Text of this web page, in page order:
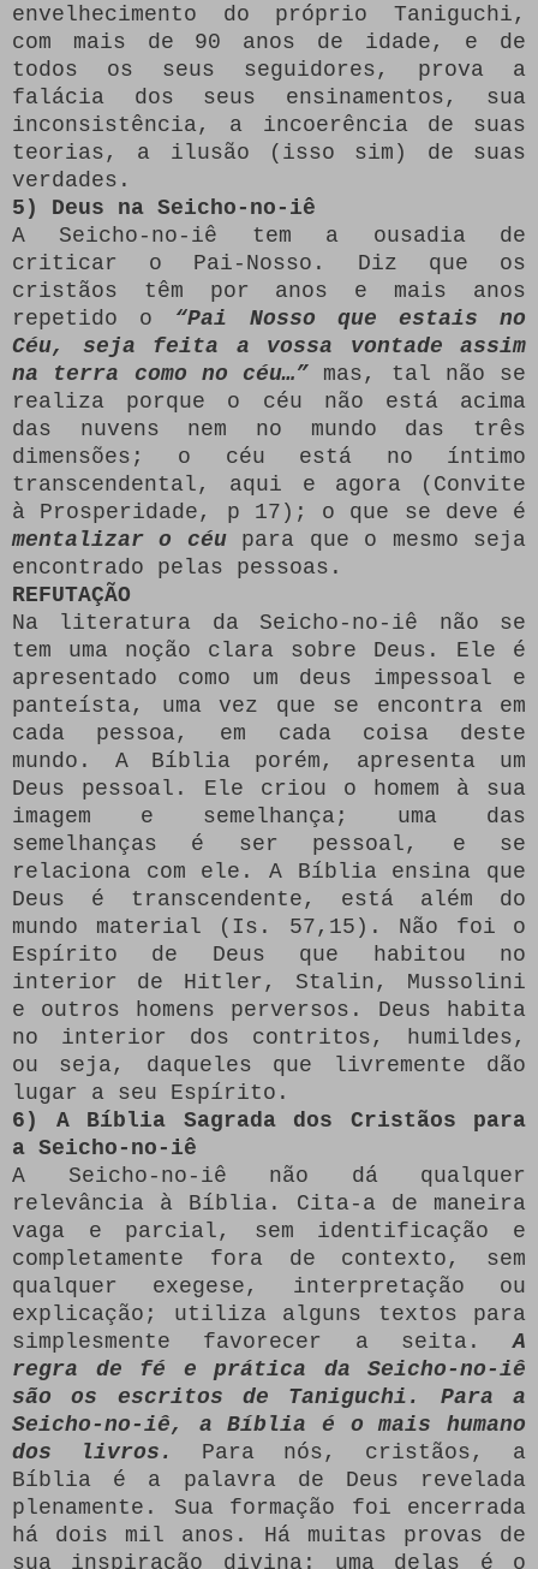
envelhecimento do próprio Taniguchi,
com mais de 90 anos de idade, e de
todos os seus seguidores, prova a
falácia dos seus ensinamentos, sua
inconsistência, a incoerência de suas
teorias, a ilusão (isso sim) de suas
verdades.
5) Deus na Seicho-no-iê
A Seicho-no-iê tem a ousadia de
criticar o Pai-Nosso. Diz que os
cristãos têm por anos e mais anos
repetido o “Pai Nosso que estais no
Céu, seja feita a vossa vontade assim
na terra como no céu…” mas, tal não se
realiza porque o céu não está acima
das nuvens nem no mundo das três
dimensões; o céu está no íntimo
transcendental, aqui e agora (Convite
à Prosperidade, p 17); o que se deve é
mentalizar o céupara que o mesmo seja
encontrado pelas pessoas.
REFUTAÇÃO
Na literatura da Seicho-no-iê não se
tem uma noção clara sobre Deus. Ele é
apresentado como um deus impessoal e
panteísta, uma vez que se encontra em
cada pessoa, em cada coisa deste
mundo. A Bíblia porém, apresenta um
Deus pessoal. Ele criou o homem à sua
imagem e semelhança; uma das
semelhanças é ser pessoal, e se
relaciona com ele. A Bíblia ensina que
Deus é transcendente, está além do
mundo material (Is. 57,15). Não foi o
Espírito de Deus que habitou no
interior de Hitler, Stalin, Mussolini
e outros homens perversos. Deus habita
no interior dos contritos, humildes,
ou seja, daqueles que livremente dão
lugar a seu Espírito.
6) A Bíblia Sagrada dos Cristãos para
a Seicho-no-iê
A Seicho-no-iê não dá qualquer
relevância à Bíblia. Cita-a de maneira
vaga e parcial, sem identificação e
completamente fora de contexto, sem
qualquer exegese, interpretação ou
explicação; utiliza alguns textos para
simplesmente favorecer a seita.A
regra de fé e prática da Seicho-no-iê
são os escritos de Taniguchi. Para a
Seicho-no-iê, a Bíblia é o mais humano
dos livros.
Para nós, cristãos, a
Bíblia é a palavra de Deus revelada
plenamente. Sua formação foi encerrada
há dois mil anos. Há muitas provas de
sua inspiração divina: uma delas é o